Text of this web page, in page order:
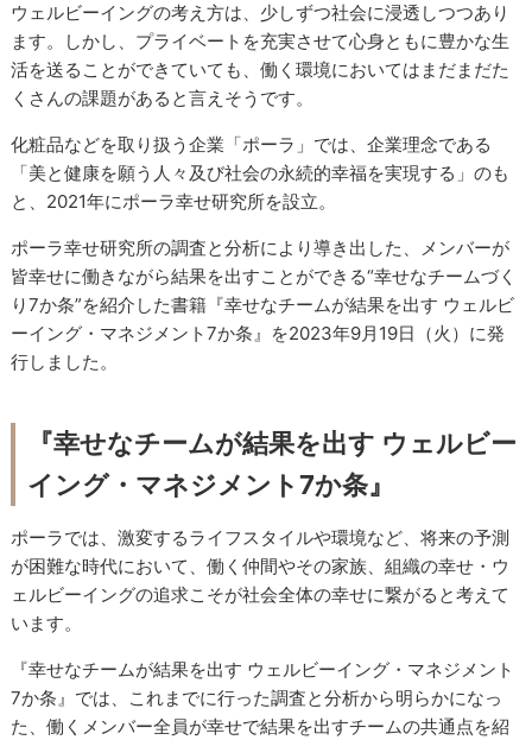
ウェルビーイングの考え方は、少しずつ社会に浸透しつつあり
ます。しかし、プライベートを充実させて心身ともに豊かな生
活を送ることができていても、働く環境においてはまだまだた
くさんの課題があると言えそうです。
化粧品などを取り扱う企業「ポーラ」では、企業理念である
「美と健康を願う人々及び社会の永続的幸福を実現する」のも
と、2021年にポーラ幸せ研究所を設立。
ポーラ幸せ研究所の調査と分析により導き出した、メンバーが
皆幸せに働きながら結果を出すことができる“幸せなチームづく
り7か条”を紹介した書籍『幸せなチームが結果を出す ウェルビ
ーイング・マネジメント7か条』を2023年9月19日（火）に発
行しました。
『幸せなチームが結果を出す ウェルビー
イング・マネジメント7か条』
ポーラでは、激変するライフスタイルや環境など、将来の予測
が困難な時代において、働く仲間やその家族、組織の幸せ・ウ
ェルビーイングの追求こそが社会全体の幸せに繋がると考えて
います。
『幸せなチームが結果を出す ウェルビーイング・マネジメント
7か条』では、これまでに行った調査と分析から明らかになっ
た、働くメンバー全員が幸せで結果を出すチームの共通点を紹